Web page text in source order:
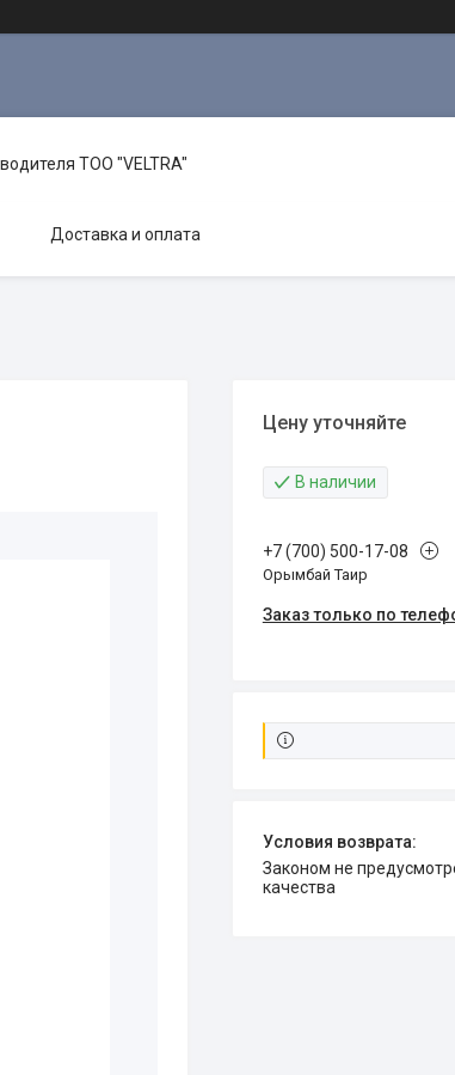
TOO "VELTRA"
Доставка и оплата
Цену уточняйте
В наличии
+7 (700) 500-17-08
Орымбай Таир
Заказ только по
Законом не предусмотрен возврат и обмен данного товара надлежащего
качества